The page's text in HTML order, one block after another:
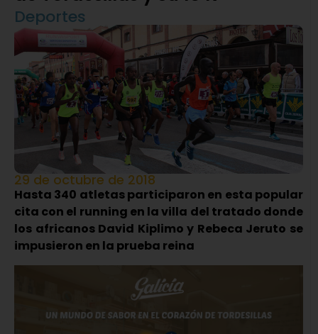
Deportes
29 de octubre de 2018
Hasta 340 atletas participaron en esta popular
cita con el running en la villa del tratado donde
los africanos David Kiplimo y Rebeca Jeruto se
impusieron en la prueba reina